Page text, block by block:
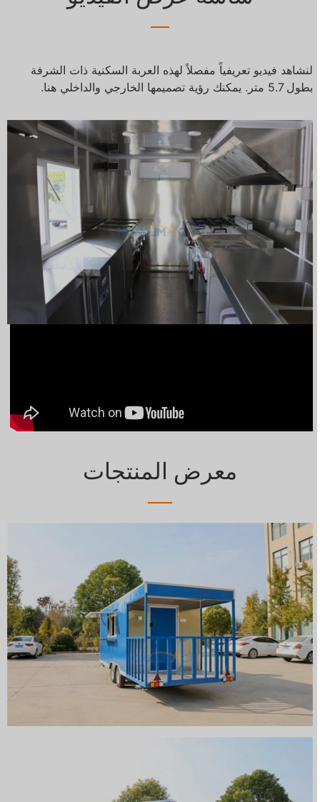
لنشاهد فيديو تعريفياً مفصلاً لهذه العربة السكنية ذات الشرفة
بطول 5.7 متر. يمكنك رؤية تصميمها الخارجي والداخلي هنا.
معرض المنتجات